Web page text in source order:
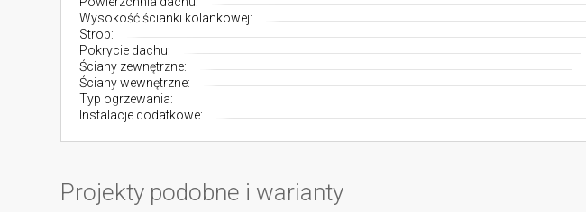
Wysokość ścianki kolankowej:
Strop:
Pokrycie dachu:
Ściany zewnętrzne:
Ściany wewnętrzne:
Typ ogrzewania:
Instalacje dodatkowe:
Projekty podobne i warianty